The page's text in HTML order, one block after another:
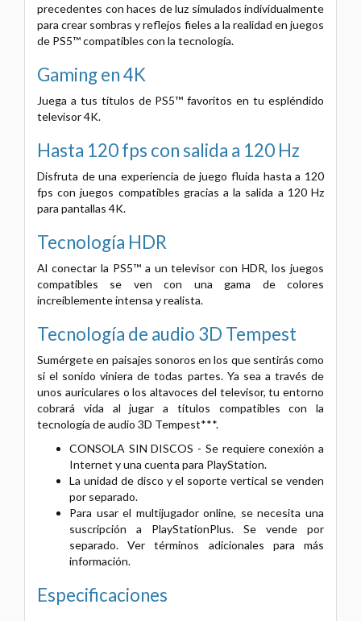
precedentes con haces de luz simulados individualmente
para crear sombras y reflejos fieles a la realidad en juegos
de PS5™ compatibles con la tecnología.
Gaming en 4K
Juega a tus títulos de PS5™ favoritos en tu espléndido
televisor 4K.
Hasta 120 fps con salida a 120 Hz
Disfruta de una experiencia de juego fluida hasta a 120
fps con juegos compatibles gracias a la salida a 120 Hz
para pantallas 4K.
Tecnología HDR
Al conectar la PS5™ a un televisor con HDR, los juegos
compatibles se ven con una gama de colores
increíblemente intensa y realista.
Tecnología de audio 3D Tempest
Sumérgete en paisajes sonoros en los que sentirás como
si el sonido viniera de todas partes. Ya sea a través de
unos auriculares o los altavoces del televisor, tu entorno
cobrará vida al jugar a títulos compatibles con la
tecnología de audio 3D Tempest***.
CONSOLA SIN DISCOS - Se requiere conexión a
Internet y una cuenta para PlayStation.
La unidad de disco y el soporte vertical se venden
por separado.
Para usar el multijugador online, se necesita una
suscripción a PlayStationPlus. Se vende por
separado. Ver términos adicionales para más
información.
Especificaciones